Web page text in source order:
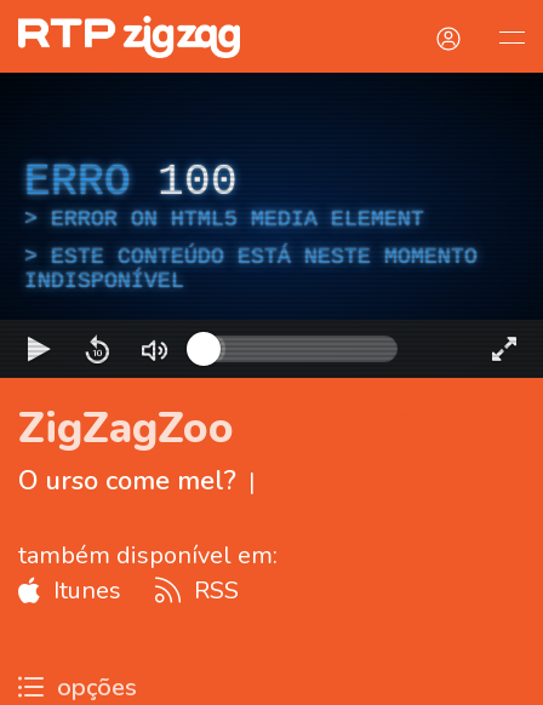
ERRO 100
ERROR ON HTML5 MEDIA ELEMENT
ESTE CONTEÚDO ESTÁ NESTE MOMENTO
INDISPONÍVEL
ZigZagZoo
O urso come mel? |
também disponível em:
Itunes
RSS
opções